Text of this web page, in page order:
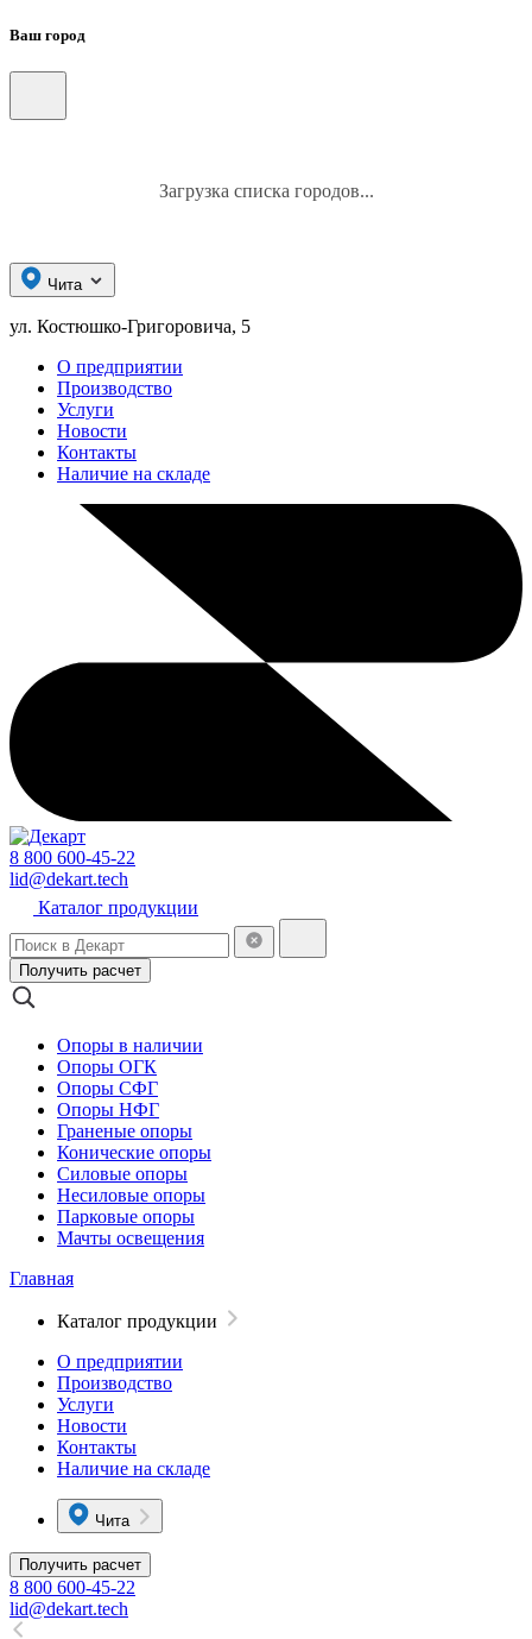
Ваш город
Загрузка списка городов...
Чита
ул. Костюшко-Григоровича, 5
О предприятии
Производство
Услуги
Новости
Контакты
Наличие на складе
8 800 600-45-22
lid@dekart.tech
Каталог продукции
Получить расчет
Опоры в наличии
Опоры ОГК
Опоры СФГ
Опоры НФГ
Граненые опоры
Конические опоры
Силовые опоры
Несиловые опоры
Парковые опоры
Мачты освещения
Главная
Каталог продукции
О предприятии
Производство
Услуги
Новости
Контакты
Наличие на складе
Чита
Получить расчет
8 800 600-45-22
lid@dekart.tech